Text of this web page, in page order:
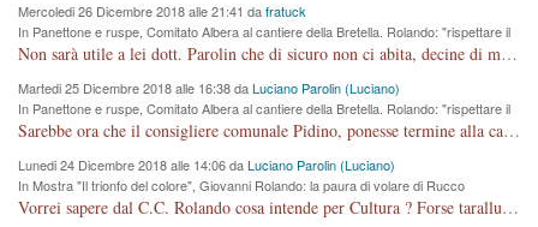
Mercoledi 26 Dicembre 2018 alle 21:41 dafratuck
In Panettone e ruspe, Comitato Albera al cantiere della Bretella. Rolando: "rispettare il
cronoprogramma"
Non sarà utile a lei dott. Parolin che di sicuro non ci abita, decine di migliaia di TIR, automobili e padroncini che passano quotidianamente per una strada appena rotabile, non è più possibile stendere i panni, attraversare la strada senza rischiare la morte, le case stanno crepando, i tempi sono cambiati e la bretella non passerà assolutamente per maddalene (ma cosa sta a dire?!), dia invece responsabilità a chi ha costruito tagliando la strada che doveva invece terminare a isola vicentina e non al moracchino lasciando Motta di Costabissara ancora in panne di traffico. I tempi sono cambiati dottore e se l'anagrafe della vita stagna nell'essere umano impressioni conservatrici, la società non le considera perchè va avanti, si industrializza e ha bisogno di infrastrutture e di sviluppo. Ultima considerazione, se è geloso di Rolando perchè vede in lui solo campagne politiche mentre si difendono i SOLI diritti dei cittadini, la preghiamo faccia considerazioni più appropriate. Saluti e complimenti per i suoi scritti.
Martedi 25 Dicembre 2018 alle 16:38 daLuciano Parolin (Luciano)
In Panettone e ruspe, Comitato Albera al cantiere della Bretella. Rolando: "rispettare il
cronoprogramma"
Sarebbe ora che il consigliere comunale Pidino, ponesse termine alla campagna elettorale nel territorio del suo seggio Villaggio del Sole. La tiraca è iniziata, distruggerà 6 km di prateria ovest della città, ricca di fonti e sorgenti d'acqua. I cittadini di Maddalene non avranno più Pace la notte. Molta colpa per la costruzione di questa Strada è proprio del signor Rolando,dei suoi gazebo mobili e che vuol far passare questa opera VANDALICA come progetto "utile" a chi ? Non è cosa seria sig. Rolando!
Lunedi 24 Dicembre 2018 alle 14:06 daLuciano Parolin (Luciano)
In Mostra "Il trionfo del colore", Giovanni Rolando: la paura di volare di Rucco
Vorrei sapere dal C.C. Rolando cosa intende per Cultura ? Forse tarallucci, vino e sagre, o spaghetti tricolori del PD ? Il continuo (s)parlare della mostra a Palazzo Chiericati caro consigliere DANNEGGIA FORTEMENTE l'immagine della città TUTTA e fa deviare i consensi che in RUSSIA (badi bene ex U.R.S.S.) sono ECCELLENTI. A livello artistico l'evento è di alta Valenza culturale, COMPITO di Tutta la Cittadinanza fare il possibile per propagandare l'iniziativa senza farne UN CASO PARTITICO come fa Lei da sempre. Meno Gazebo + Partecipazione! E così sia. Amen.